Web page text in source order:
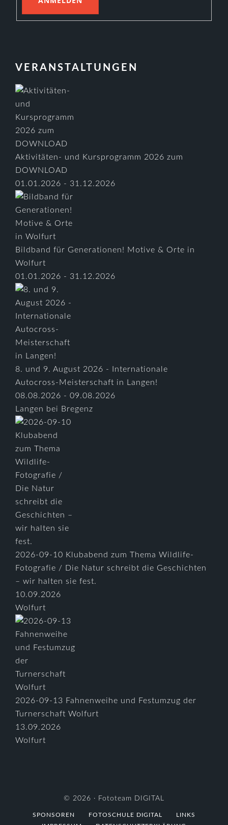
VERANSTALTUNGEN
Aktivitäten- und Kursprogramm 2026 zum
DOWNLOAD
01.01.2026 - 31.12.2026
Bildband für Generationen! Motive & Orte in
Wolfurt
01.01.2026 - 31.12.2026
8. und 9. August 2026 - Internationale
Autocross-Meisterschaft in Langen!
08.08.2026 - 09.08.2026
Langen bei Bregenz
2026-09-10 Klubabend zum Thema Wildlife-
Fotografie / Die Natur schreibt die Geschichten
– wir halten sie fest.
10.09.2026
Wolfurt
2026-09-13 Fahnenweihe und Festumzug der
Turnerschaft Wolfurt
13.09.2026
Wolfurt
© 2026 · Fototeam DIGITAL
SPONSOREN FOTOSCHULE DIGITAL
LINKS